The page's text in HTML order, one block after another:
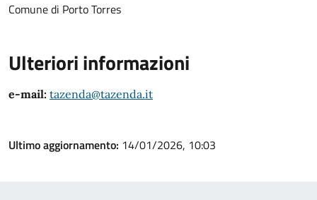
Comune di Porto Torres
Ulteriori informazioni
e-mail: tazenda@tazenda.it
Ultimo aggiornamento: 14/01/2026, 10:03